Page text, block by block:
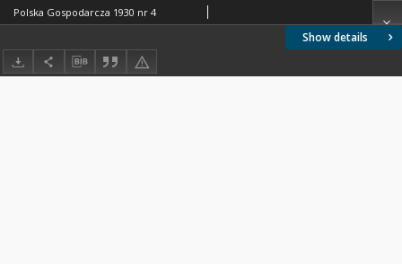
Show details
Polska Gospodarcza 1930 nr 4